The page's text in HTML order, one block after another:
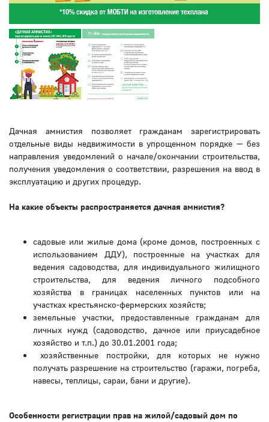
Дачная амнистия позволяет гражданам зарегистрировать
отдельные виды недвижимости в упрощенном порядке — без
направления уведомлений о начале/окончании строительства,
получения уведомления о соответствии, разрешения на ввод в
эксплуатацию и других процедур.
На какие объекты распространяется дачная амнистия?
садовые или жилые дома (кроме домов, построенных с
использованием ДДУ), построенные на участках для
ведения садоводства, для индивидуального жилищного
строительства, для ведения личного подсобного
хозяйства в границах населенных пунктов или на
участках крестьянско-фермерских хозяйств;
земельные участки, предоставленные гражданам для
личных нужд (садоводство, дачное или приусадебное
хозяйство и т.п.) до 30.01.2001 года;
хозяйственные постройки, для которых не нужно
получать разрешение на строительство (гаражи, погреба,
навесы, теплицы, сараи, бани и другие).
Особенности регистрации прав на жилой/садовый дом по